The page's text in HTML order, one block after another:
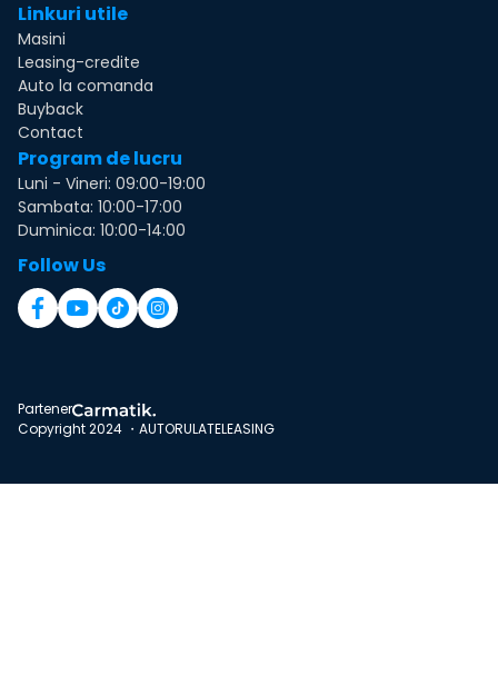
Linkuri utile
Masini
Leasing-credite
Auto la comanda
Buyback
Contact
Program de lucru
Luni - Vineri: 09:00-19:00
Sambata: 10:00-17:00
Duminica: 10:00-14:00
Follow Us
Partener
Copyright 2024 ・AUTORULATELEASING